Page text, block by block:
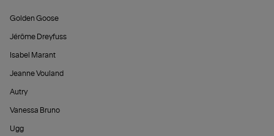
Golden Goose
Jérôme Dreyfuss
Isabel Marant
Jeanne Vouland
Autry
Vanessa Bruno
Ugg